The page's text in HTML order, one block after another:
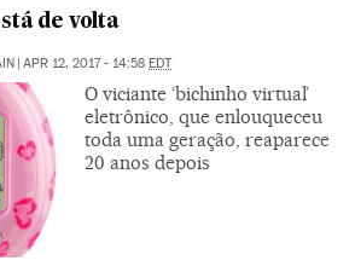
de volta
APR 12, 2017 - 14:58 EDT
O viciante ‘bichinho virtual’
eletrônico, que enlouqueceu
toda uma geração, reaparece
20 anos depois